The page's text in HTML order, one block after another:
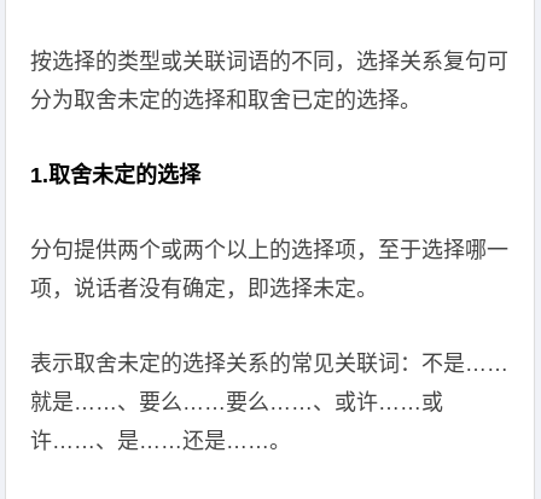
按选择的类型或关联词语的不同，选择关系复句可
分为取舍未定的选择和取舍已定的选择。
1.取舍未定的选择
分句提供两个或两个以上的选择项，至于选择哪一
项，说话者没有确定，即选择未定。
表示取舍未定的选择关系的常见关联词：不是……
就是……、要么……要么……、或许……或
许……、是……还是……。